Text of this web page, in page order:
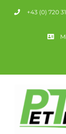
Zum
+43 (0) 720